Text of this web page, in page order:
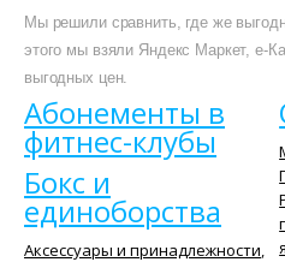
Мы решили сравнить, где же
этого мы взяли Яндекс Маркет, е-
выгодных цен.
Абонементы в
фитнес-клубы
Бокс и
единоборства
Аксессуары и принадлежности,